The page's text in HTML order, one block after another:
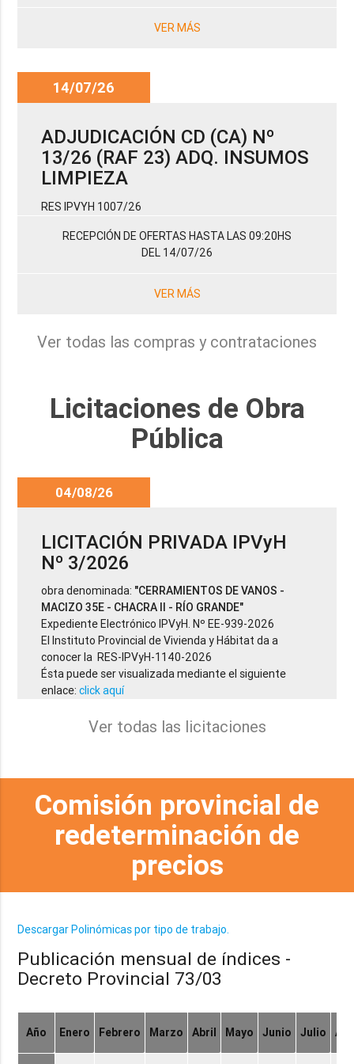
VER MÁS
14/07/26
ADJUDICACIÓN CD (CA) Nº
13/26 (RAF 23) ADQ. INSUMOS
LIMPIEZA
RES IPVYH 1007/26
RECEPCIÓN DE OFERTAS HASTA LAS 09:20HS
DEL 14/07/26
VER MÁS
Ver todas las compras y contrataciones
Licitaciones de Obra
Pública
04/08/26
LICITACIÓN PRIVADA IPVyH
Nº 3/2026
obra denominada: "CERRAMIENTOS DE VANOS -
MACIZO 35E - CHACRA II - RÍO GRANDE"
Expediente Electrónico IPVyH. Nº EE-939-2026
El Instituto Provincial de Vivienda y Hábitat da a
conocer la RES-IPVyH-1140-2026
Ésta puede ser visualizada mediante el siguiente
enlace:click aquí
Ver todas las licitaciones
Comisión provincial de
redeterminación de
precios
Descargar Polinómicas por tipo de trabajo.
Publicación mensual de índices -
Decreto Provincial 73/03
Año Enero Febrero Marzo Abril Mayo Junio Julio